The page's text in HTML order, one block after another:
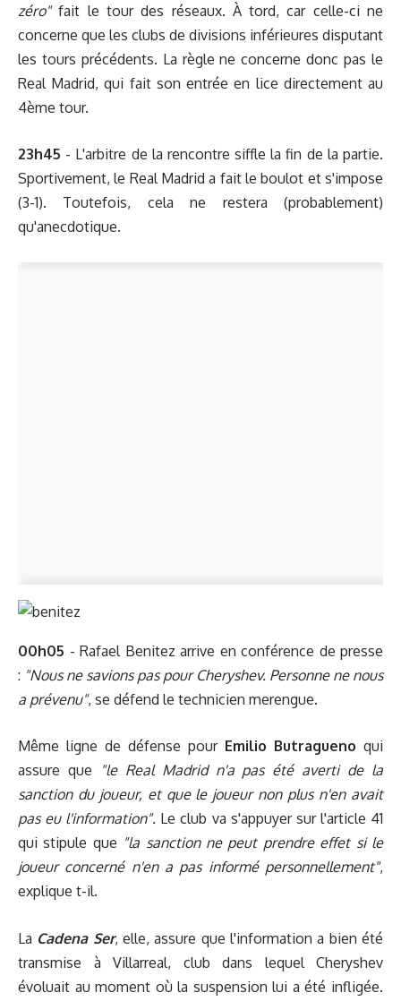
zéro"fait le tour des réseaux. À tord, car celle-ci ne
concerne que les clubs de divisions inférieures disputant
les tours précédents. La règle ne concerne donc pas le
Real Madrid, qui fait son entrée en lice directement au
4ème tour.
23h45 - L'arbitre de la rencontre siffle la fin de la partie.
Sportivement, le Real Madrid a fait le boulot et s'impose
(3-1). Toutefois, cela ne restera (probablement)
qu'anecdotique.
00h05 - Rafael Benitez arrive en conférence de presse
: "Nous ne savions pas pour Cheryshev. Personne ne nous
a prévenu", se défend le technicien merengue.
Même ligne de défense pour Emilio Butragueno qui
assure que
"le Real Madrid n'a pas été averti de la
sanction du joueur, et que le joueur non plus n'en avait
pas eu l'information". Le club va s'appuyer sur l'article 41
qui stipule que "la sanction ne peut prendre effet si le
joueur concerné n'en a pas informé personnellement",
explique t-il.
La Cadena Ser, elle, assure que l'information a bien été
transmise à Villarreal, club dans lequel Cheryshev
évoluait au moment où la suspension lui a été infligée.